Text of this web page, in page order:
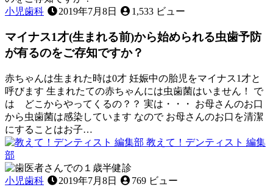
小児歯科 2019年7月8日 1,533 ビュー
マイナス1才(生まれる前)から始められる虫歯予防
が有るのをご存知ですか？
赤ちゃんは生まれた時は0才 妊娠中の胎児をマイナス1才と
呼びます 生まれたての赤ちゃんには虫歯菌はいません！ で
は どこからやってくるの？？ 実は・・・ お母さんのお口
から虫歯菌は感染しています なので お母さんのお口を清潔
にすることはお子…
教えて！デンティスト 編集
部
年
5
マ
イ
小児歯科 2019年7月8日 769 ビュー